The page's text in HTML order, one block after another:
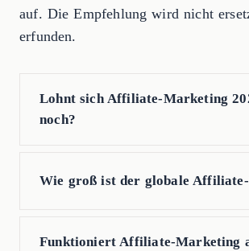
auf. Die Empfehlung wird nicht
erfunden.
Lohnt sich Affiliate-Marketing
noch?
Wie groß ist der globale
Funktioniert Affiliate-Marketing